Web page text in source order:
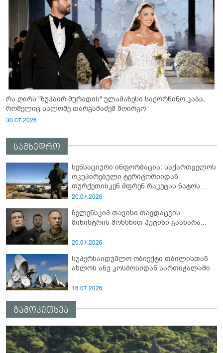
რა ღირს "ზუჰაირ მურადის" ულამაზესი საქორწინო კაბა,
რომელიც სალომე თარგამაძემ მოირგო
30.07.2026
სამხედრო
სენსაციური ინფორმაცია: საქართველოს
ოკუპირებული ტერიტორიიდან
თურქეთისკენ მფრენ რაკეტას ნატოს
სამიტი კინაღამ ჩაუშლია
20.07.2026
ზელენსკიმ თავისი თავდაცვის
მინისტრის მოხსნით პუტინი გაახარა...
20.07.2026
სუპერსაიდუმლო ობიექტი თბილისთან
ახლოს ანუ კოსმოსიდან სართიჭალაში
16.07.2026
გამოკითხვა